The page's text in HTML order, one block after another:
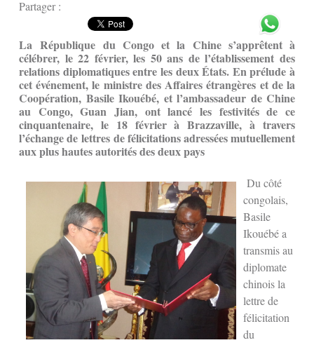
Partager :
La République du Congo et la Chine s’apprêtent à
célébrer, le 22 février, les 50 ans de l’établissement des
relations diplomatiques entre les deux États. En prélude à
cet événement, le ministre des Affaires étrangères et de la
Coopération, Basile Ikouébé, et l’ambassadeur de Chine
au Congo, Guan Jian, ont lancé les festivités de ce
cinquantenaire, le 18 février à Brazzaville, à travers
l’échange de lettres de félicitations adressées mutuellement
aux plus hautes autorités des deux pays
Du côté
congolais,
Basile
Ikouébé a
transmis au
diplomate
chinois la
lettre de
félicitation
du